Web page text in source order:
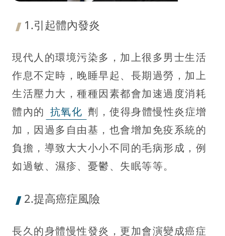
1.引起體內發炎
現代人的環境污染多，加上很多男士生活
作息不定時，晚睡早起、長期過勞，加上
生活壓力大，種種因素都會加速過度消耗
體內的 抗氧化 劑，使得身體慢性炎症增
加，因過多自由基，也會增加免疫系統的
負擔，導致大大小小不同的毛病形成，例
如過敏、濕疹、憂鬱、失眠等等。
2.提高癌症風險
長久的身體慢性發炎，更加會演變成癌症